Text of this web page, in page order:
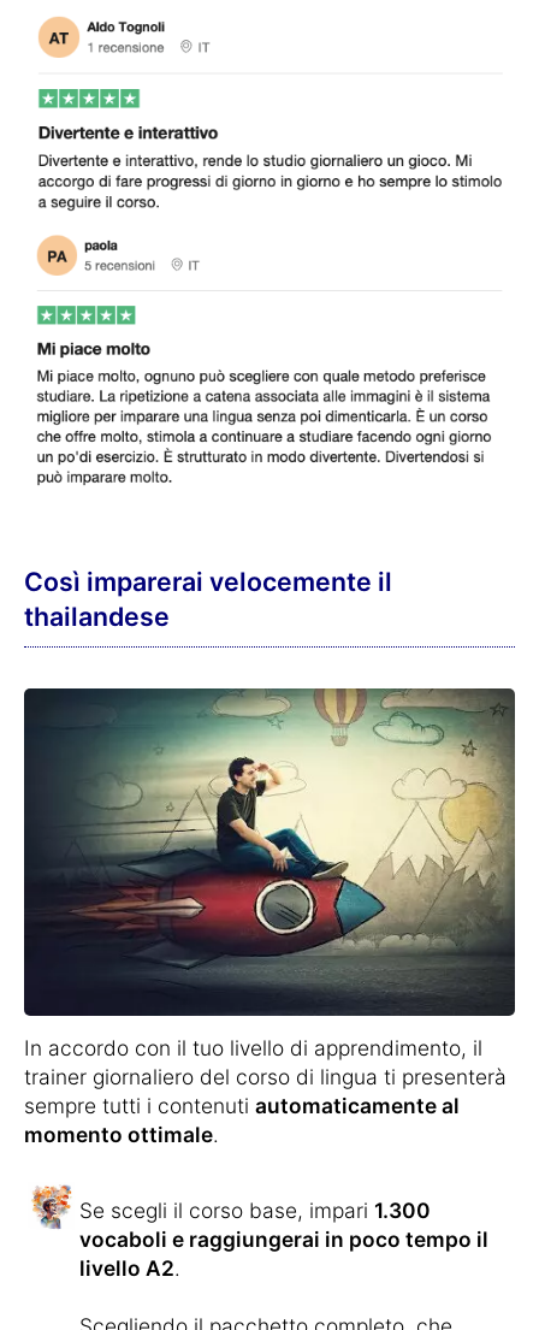
Così imparerai velocemente il
thailandese
In accordo con il tuo livello di apprendimento, il
trainer giornaliero del corso di lingua ti presenterà
sempre tutti i contenuti automaticamente al
momento ottimale.
Se scegli il corso base, impari 1.300
vocaboli e raggiungerai in poco tempo il
livello A2.